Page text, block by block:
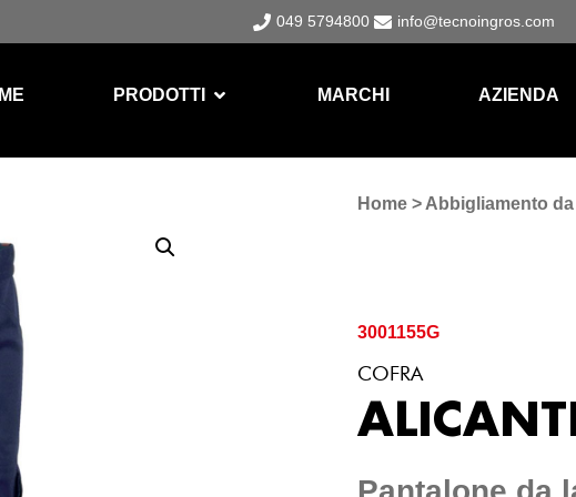
049 5794800 info@tecnoingros.com
PRODOTTI MARCHI AZIENDA
Home > Abbigliamento
3001155G
COFRA